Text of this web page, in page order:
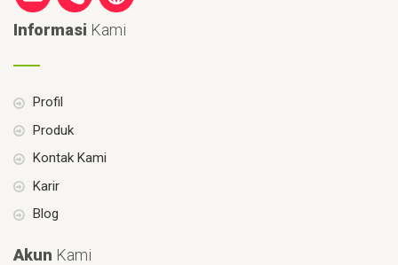
Informasi Kami
Profil
Produk
Kontak Kami
Karir
Blog
Akun Kami